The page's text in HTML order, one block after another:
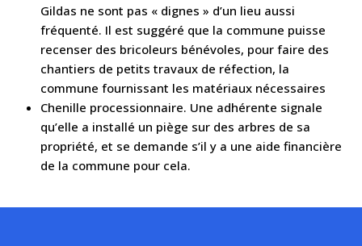
Gildas ne sont pas « dignes » d’un lieu aussi
fréquenté. Il est suggéré que la commune puisse
recenser des bricoleurs bénévoles, pour faire des
chantiers de petits travaux de réfection, la
commune fournissant les matériaux nécessaires
Chenille processionnaire. Une adhérente signale
qu’elle a installé un piège sur des arbres de sa
propriété, et se demande s’il y a une aide financière
de la commune pour cela.